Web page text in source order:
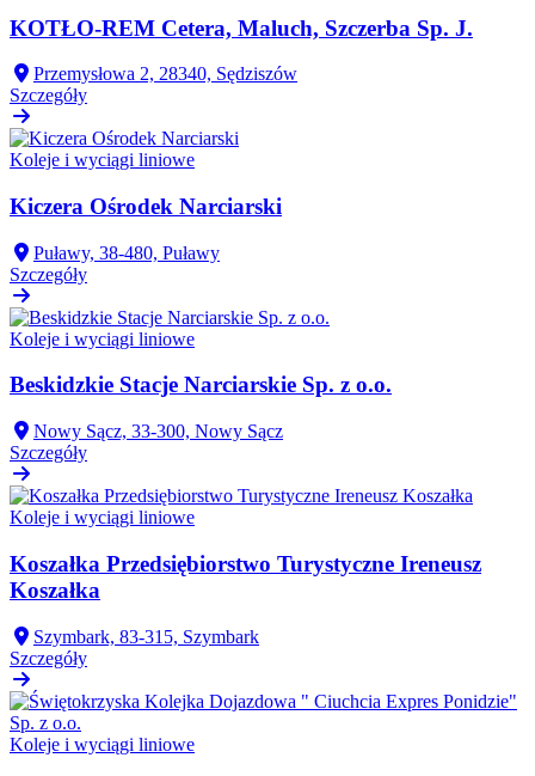
KOTŁO-REM Cetera, Maluch, Szczerba Sp. J.
Przemysłowa 2, 28340, Sędziszów
Szczegóły
Koleje i wyciągi liniowe
Kiczera Ośrodek Narciarski
Puławy, 38-480, Puławy
Szczegóły
Koleje i wyciągi liniowe
Beskidzkie Stacje Narciarskie Sp. z o.o.
Nowy Sącz, 33-300, Nowy Sącz
Szczegóły
Koleje i wyciągi liniowe
Koszałka Przedsiębiorstwo Turystyczne Ireneusz
Koszałka
Szymbark, 83-315, Szymbark
Szczegóły
Koleje i wyciągi liniowe